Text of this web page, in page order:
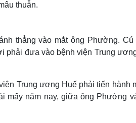
thuẫn.
thẳng vào mắt ông Phường. Cú
phải đưa vào bệnh viện Trung
Trung ương Huế phải tiến hành
mấy năm nay, giữa ông Phường